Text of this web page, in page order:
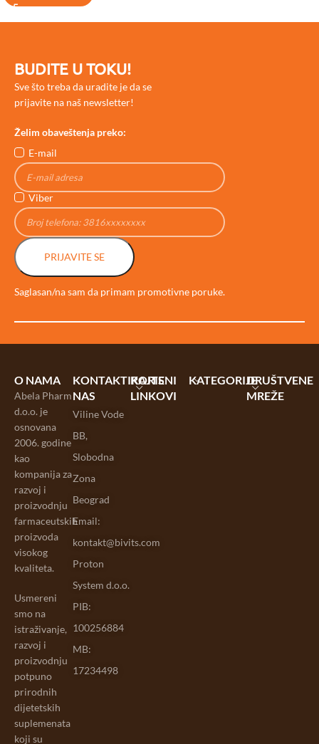
BUDITE U TOKU!
Sve što treba da uradite je da se
prijavite na naš newsletter!
Želim obaveštenja preko:
E-mail
Viber
PRIJAVITE SE
Saglasan/na sam da primam promotivne poruke.
O NAMA
Abela Pharm
d.o.o. je
osnovana
2006. godine
kao
kompanija za
razvoj i
proizvodnju
farmaceutskih
proizvoda
visokog
kvaliteta.
Usmereni
smo na
istraživanje,
razvoj i
proizvodnju
potpuno
prirodnih
dijetetskih
suplemenata
koji su
KONTAKTIRAJTE
NAS
Viline Vode
BB,
Slobodna
Zona
Beograd
Email:
kontakt@bivits.com
Proton
System d.o.o.
PIB:
100256884
MB:
17234498
KORISNI
LINKOVI
KATEGORIJEDRUŠTVENE
MREŽE